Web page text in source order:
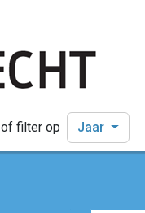
of filter op Jaar